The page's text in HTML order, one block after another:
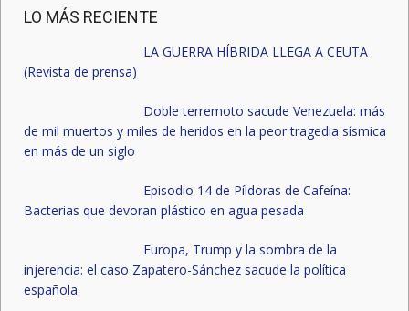
LO MÁS RECIENTE
LA GUERRA HÍBRIDA LLEGA A CEUTA
(Revista de prensa)
Doble terremoto sacude Venezuela: más
de mil muertos y miles de heridos en la peor tragedia sísmica
en más de un siglo
Episodio 14 de Píldoras de Cafeína:
Bacterias que devoran plástico en agua pesada
Europa, Trump y la sombra de la
injerencia: el caso Zapatero-Sánchez sacude la política
española